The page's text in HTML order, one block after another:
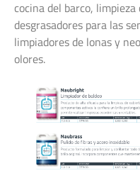
cocina del barco,
desgrasadores para las
limpiadores de lonas y
olores.